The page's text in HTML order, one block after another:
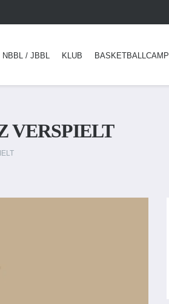
NBBL / JBBL KLUB BASKETBALLCAMP
VERSPIELT